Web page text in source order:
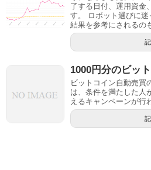
了する日付、運用資金
す。 ロボット選びに
結果を参考にされるの
1000円分のビッ
ビットコイン自動売買
は、条件を満たした人
えるキャンペーンが行